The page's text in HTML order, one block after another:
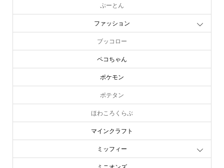
ぷーとん
ファッション
ブッコロー
ペコちゃん
ポケモン
ポテタン
ほわころくらぶ
マインクラフト
ミッフィー